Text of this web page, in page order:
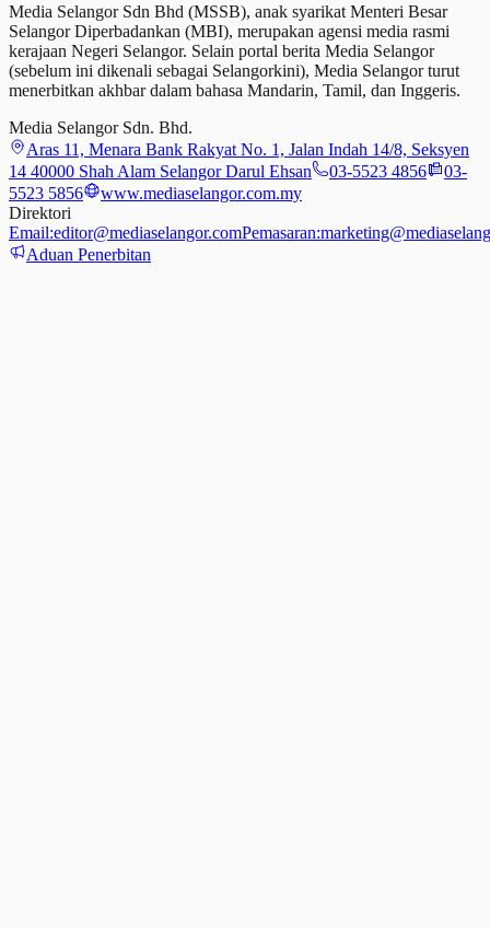
Media Selangor Sdn Bhd (MSSB), anak syarikat Menteri Besar
Selangor Diperbadankan (MBI), merupakan agensi media rasmi
kerajaan Negeri Selangor. Selain portal berita Media Selangor
(sebelum ini dikenali sebagai Selangorkini), Media Selangor turut
menerbitkan akhbar dalam bahasa Mandarin, Tamil, dan Inggeris.
Media Selangor Sdn. Bhd.
Aras 11, Menara Bank Rakyat No. 1, Jalan Indah 14/8, Seksyen
14 40000 Shah Alam Selangor Darul Ehsan
03-5523 4856
03-
5523 5856
www.mediaselangor.com.my
Direktori
Email:editor@mediaselangor.comPemasaran:
Aduan Penerbitan